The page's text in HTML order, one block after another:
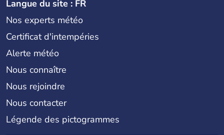
Langue du site : FR
Nos experts météo
Certificat d'intempéries
Alerte météo
Nous connaître
Nous rejoindre
Nous contacter
Légende des pictogrammes